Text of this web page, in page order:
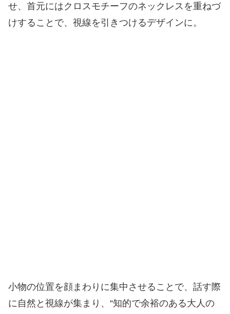
せ、首元にはクロスモチーフのネックレスを重ねづ
けすることで、視線を引きつけるデザインに。
小物の位置を顔まわりに集中させることで、話す際
に自然と視線が集まり、“知的で余裕のある大人の